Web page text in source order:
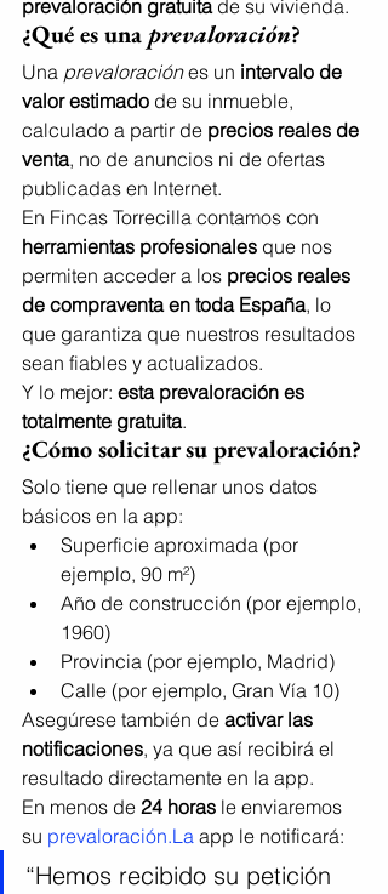
prevaloración gratuita de su vivienda.
¿Qué es una prevaloración?
Una prevaloración es un intervalo de
valor estimado de su inmueble,
calculado a partir de precios reales de
venta, no de anuncios ni de ofertas
publicadas en Internet.
En Fincas Torrecilla contamos con
herramientas profesionales que nos
permiten acceder a los precios reales
de compraventa en toda España, lo
que garantiza que nuestros resultados
sean fiables y actualizados.
Y lo mejor: esta prevaloración es
totalmente gratuita.
¿Cómo solicitar su prevaloración?
Solo tiene que rellenar unos datos
básicos en la app:
Superficie aproximada (por
ejemplo, 90 m²)
Año de construcción (por ejemplo,
1960)
Provincia (por ejemplo, Madrid)
Calle (por ejemplo, Gran Vía 10)
Asegúrese también de activar las
notificaciones, ya que así recibirá el
resultado directamente en la app.
En menos de 24 horas le enviaremos
su prevaloración.La app le notificará:
“Hemos recibido su petición